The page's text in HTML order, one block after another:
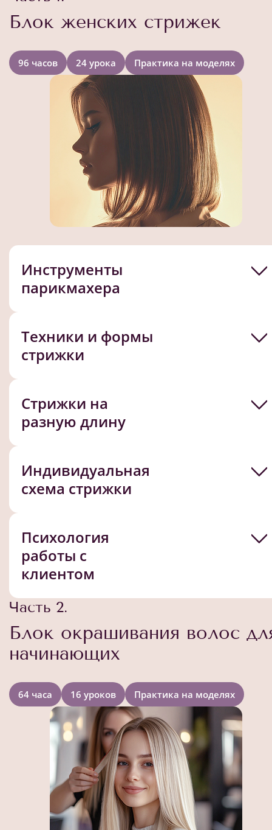
Блок женских стрижек
96 часов 24 урока Практика на моделях
Инструменты
парикмахера
Техники и формы
стрижки
Стрижки на
разную длину
Индивидуальная
схема стрижки
Психология
работы с
клиентом
Часть 2.
Блок окрашивания волос
начинающих
64 часа 16 уроков Практика на моделях